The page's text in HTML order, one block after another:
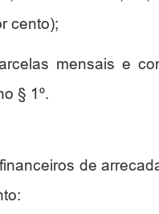
cento);
mensais e
§ 1º.
de